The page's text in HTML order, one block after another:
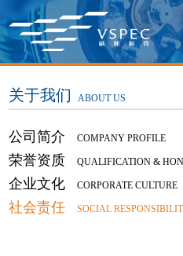
关于我们 ABOUT US
公司简介 COMPANY PROFILE
荣誉资质 QUALIFICATION &
企业文化 CORPORATE CULTURE
社会责任 SOCIAL